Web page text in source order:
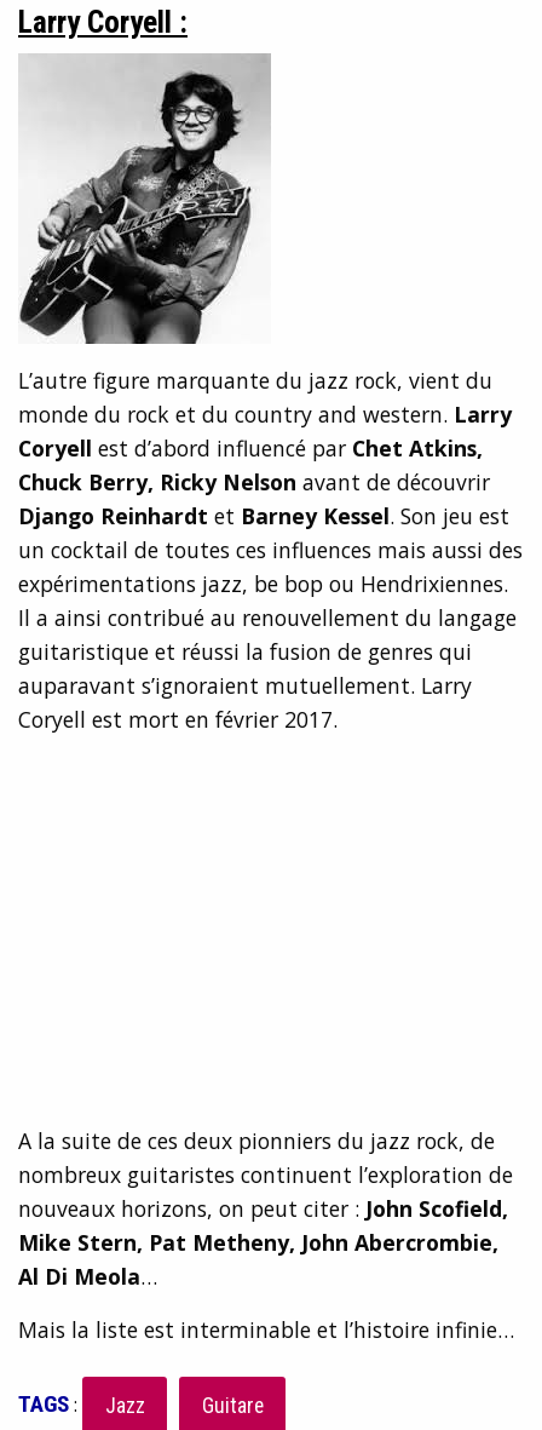
Larry Coryell :
L’autre figure marquante du jazz rock, vient du
monde du rock et du country and western. Larry
Coryell est d’abord influencé par Chet Atkins,
Chuck Berry, Ricky Nelson avant de découvrir
Django Reinhardt et Barney Kessel. Son jeu est
un cocktail de toutes ces influences mais aussi des
expérimentations jazz, be bop ou Hendrixiennes.
Il a ainsi contribué au renouvellement du langage
guitaristique et réussi la fusion de genres qui
auparavant s’ignoraient mutuellement. Larry
Coryell est mort en février 2017.
A la suite de ces deux pionniers du jazz rock, de
nombreux guitaristes continuent l’exploration de
nouveaux horizons, on peut citer : John Scofield,
Mike Stern, Pat Metheny, John Abercrombie,
Al Di Meola…
Mais la liste est interminable et l’histoire infinie…
TAGS: Jazz Guitare